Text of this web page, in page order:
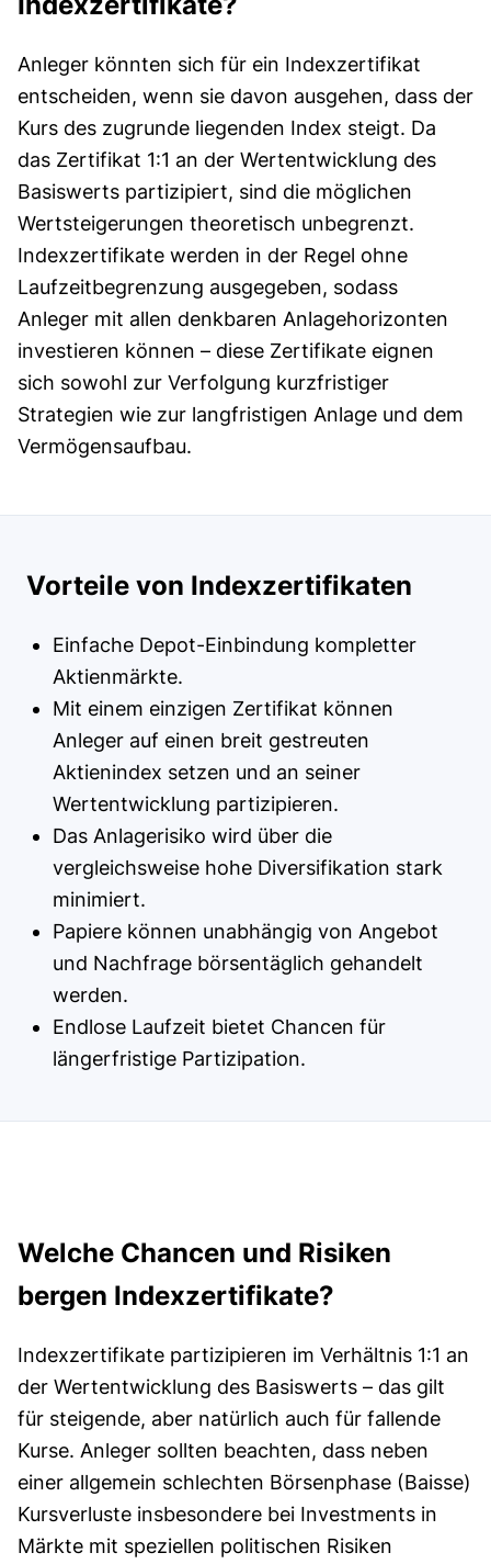
Anleger könnten sich für ein Indexzertifikat
entscheiden, wenn sie davon ausgehen, dass der
Kurs des zugrunde liegenden Index steigt. Da
das Zertifikat 1:1 an der Wertentwicklung des
Basiswerts partizipiert, sind die möglichen
Wertsteigerungen theoretisch unbegrenzt.
Indexzertifikate werden in der Regel ohne
Laufzeitbegrenzung ausgegeben, sodass
Anleger mit allen denkbaren Anlagehorizonten
investieren können – diese Zertifikate eignen
sich sowohl zur Verfolgung kurzfristiger
Strategien wie zur langfristigen Anlage und dem
Vermögensaufbau.
Vorteile von Indexzertifikaten
Einfache Depot-Einbindung kompletter
Aktienmärkte.
Mit einem einzigen Zertifikat können
Anleger auf einen breit gestreuten
Aktienindex setzen und an seiner
Wertentwicklung partizipieren.
Das Anlagerisiko wird über die
vergleichsweise hohe Diversifikation stark
minimiert.
Papiere können unabhängig von Angebot
und Nachfrage börsentäglich gehandelt
werden.
Endlose Laufzeit bietet Chancen für
längerfristige Partizipation.
Welche Chancen und Risiken
bergen Indexzertifikate?
Indexzertifikate partizipieren im Verhältnis 1:1 an
der Wertentwicklung des Basiswerts – das gilt
für steigende, aber natürlich auch für fallende
Kurse. Anleger sollten beachten, dass neben
einer allgemein schlechten Börsenphase (Baisse)
Kursverluste insbesondere bei Investments in
Märkte mit speziellen politischen Risiken